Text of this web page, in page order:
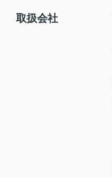
取扱会社